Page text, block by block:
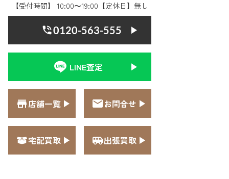
【受付時間】 10:00〜19:00【定休日】無し
0120-563-555
LINE査定
店舗一覧 お問合せ
宅配買取 出張買取